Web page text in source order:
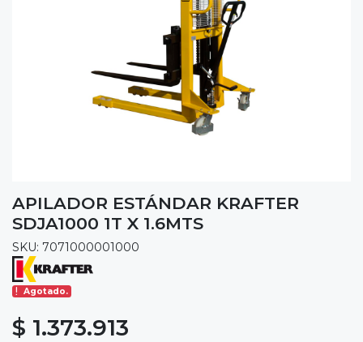
APILADOR ESTÁNDAR KRAFTER
SDJA1000 1T X 1.6MTS
SKU: 7071000001000
Agotado.
$ 1.373.913